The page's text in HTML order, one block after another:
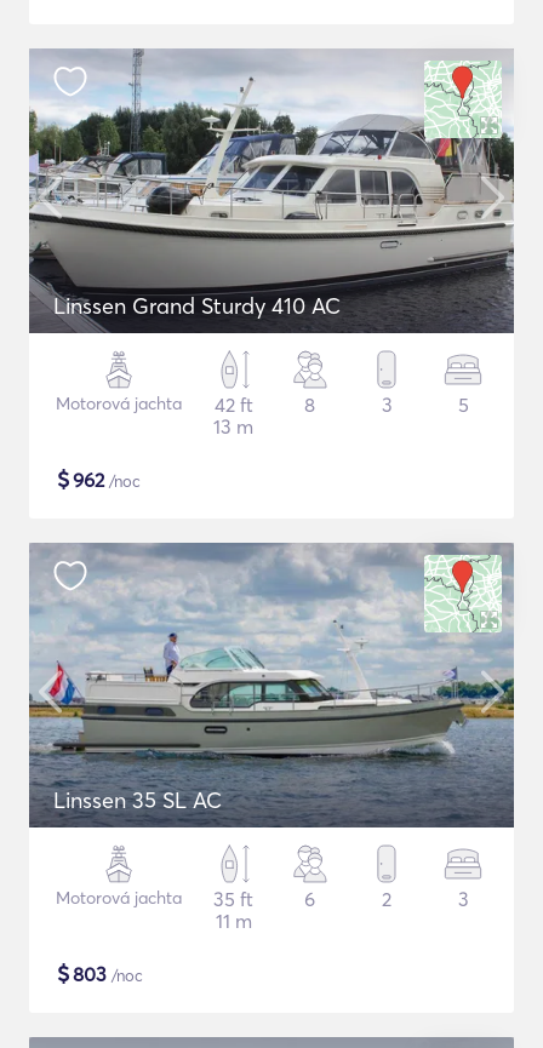
Linssen Grand Sturdy 410 AC
Motorová jachta
42 ft
13 m
8 3 5
$962/noc
Linssen 35 SL AC
Motorová jachta
35 ft
11 m
6 2 3
$803 /noc